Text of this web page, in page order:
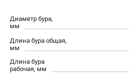
О бренде
Новости
Юридическим лицам
Правила обмена и возврата товара
Пользовательское соглашение
Диаметр бура,
мм
Длина бура общая,
мм
Длина бура
рабочая, мм